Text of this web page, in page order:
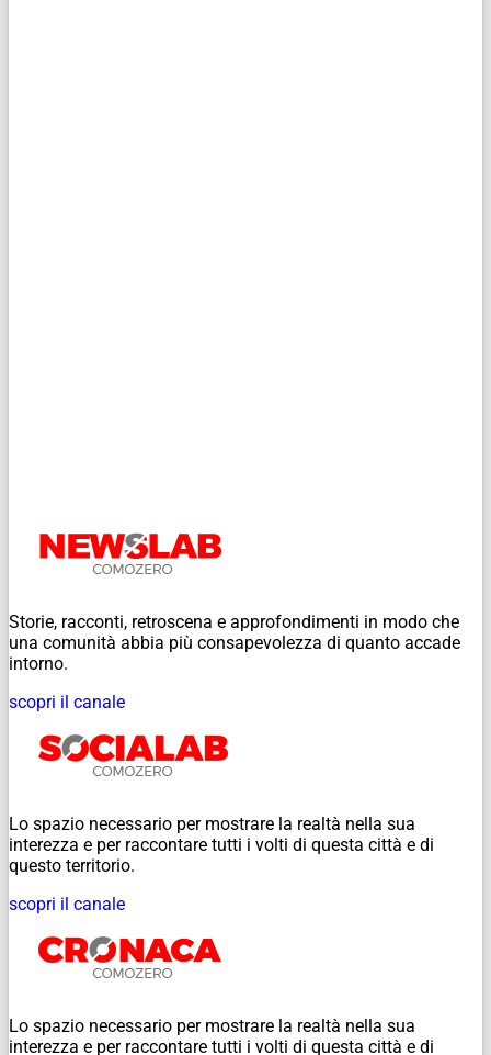
Storie, racconti, retroscena e approfondimenti in modo che
una comunità abbia più consapevolezza di quanto accade
intorno.
scopri il canale
Lo spazio necessario per mostrare la realtà nella sua
interezza e per raccontare tutti i volti di questa città e di
questo territorio.
scopri il canale
Lo spazio necessario per mostrare la realtà nella sua
interezza e per raccontare tutti i volti di questa città e di